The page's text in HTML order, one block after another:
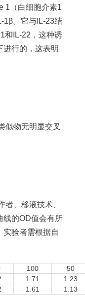
1（白细胞介素1
1β。它与IL-23结
和IL-22，这种诱
进行的，这表明
似物无明显交叉
者、移液技术、
线的OD值会有所
实验者需根据自
100
50
1.71
1.23
1.61 1.13